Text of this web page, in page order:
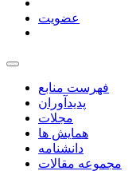
عضویت
فهرست منابع
پدیدآوران
مجلات
همایش ها
دانشنامه
مجموعه مقالات